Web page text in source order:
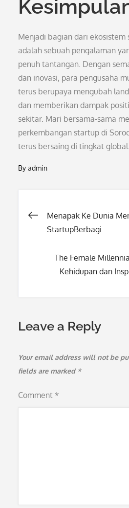
Menjadi bagian dari
adalah sebuah pengalaman
penuh tantangan. Dengan
dan inovasi, para pengusaha
terus berupaya mengubah
dan memberikan dampak
sekitar. Mari bersama-sama
perkembangan startup di
terus bersaing di tingkat global.
Byadmin
Post
Menapak Ke Dunia
StartupBerbagi
The Female
Kehidupan dan
Leave a Reply
Your email address will not be
fields are marked *
Comment *